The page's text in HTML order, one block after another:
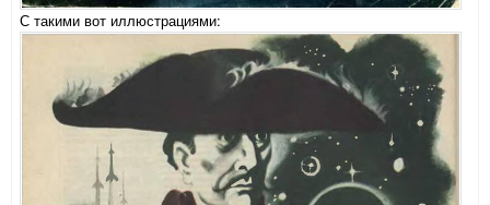
С такими вот иллюстрациями: